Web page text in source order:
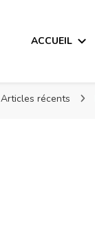
ACCUEIL
Articles récents